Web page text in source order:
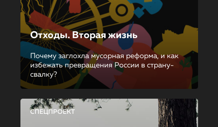
Отходы. Вторая жизнь
Почему заглохла мусорная реформа, и как
избежать превращения России в страну-
свалку?
СПЕЦПРОЕКТ